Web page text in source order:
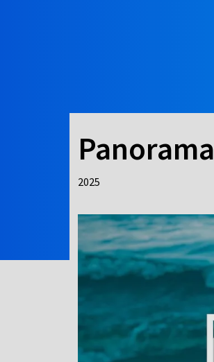
Panorama
2025